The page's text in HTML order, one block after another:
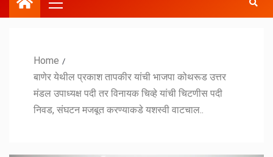
Home
बाणेर येथील प्रकाश तापकीर यांची भाजपा कोथरूड उत्तर
मंडल उपाध्यक्ष पदी तर विनायक चिव्हे यांची चिटणीस पदी
निवड, संघटन मजबूत करण्याकडे यशस्वी वाटचाल..